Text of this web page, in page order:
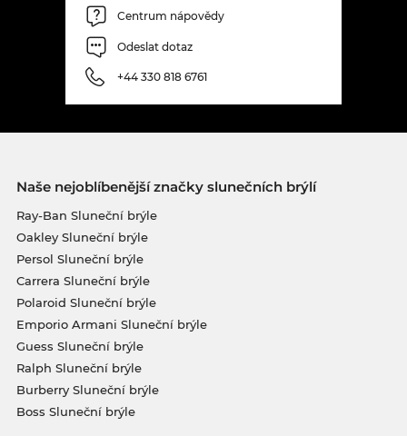
Centrum nápovědy
Odeslat dotaz
+44 330 818 6761
Naše nejoblíbenější značky slunečních brýlí
Ray-Ban Sluneční brýle
Oakley Sluneční brýle
Persol Sluneční brýle
Carrera Sluneční brýle
Polaroid Sluneční brýle
Emporio Armani Sluneční brýle
Guess Sluneční brýle
Ralph Sluneční brýle
Burberry Sluneční brýle
Boss Sluneční brýle